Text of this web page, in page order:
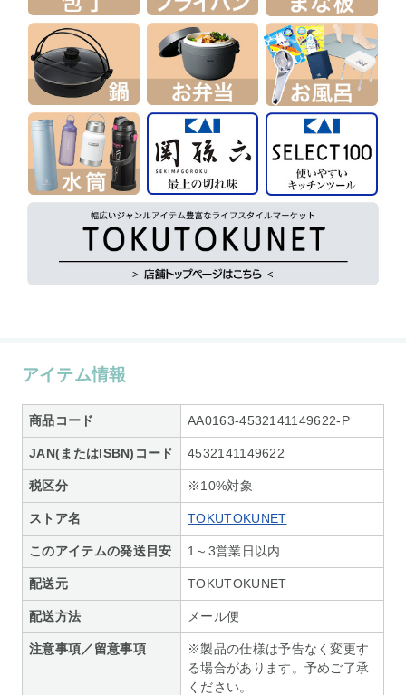
アイテム情報
商品コード AA0163-4532141149622-P
JAN(またはISBN)コード 4532141149622
税区分 ※10%対象
ストア名 TOKUTOKUNET
このアイテムの発送目安 1～3営業日以内
配送元 TOKUTOKUNET
配送方法 メール便
注意事項／留意事項
※製品の仕様は予告なく変更す
る場合があります。予めご了承
ください。